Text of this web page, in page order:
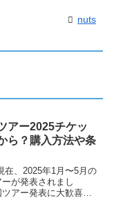
nuts
アー2025チケッ
ら？購入方法や条
在、2025年1月〜5月の
が発表されまし
アー発表に大歓喜で